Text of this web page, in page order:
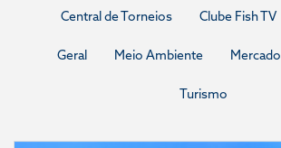
Central de Torneios Clube Fish TV
Geral Meio Ambiente Mercado
Turismo